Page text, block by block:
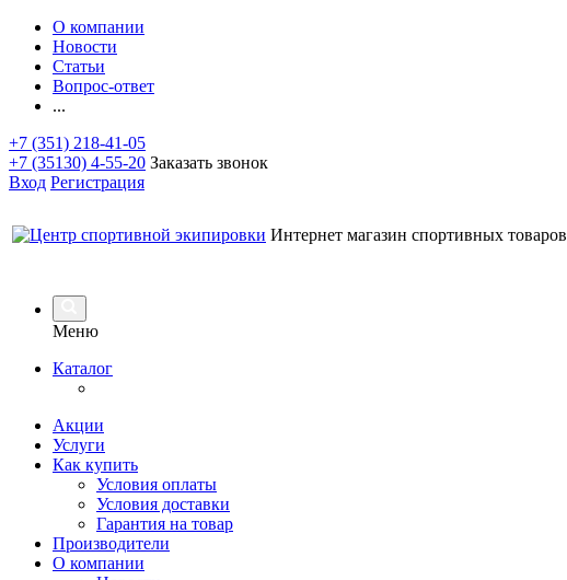
О компании
Новости
Статьи
Вопрос-ответ
...
+7 (351) 218-41-05
+7 (35130) 4-55-20 Заказать звонок
Вход Регистрация
Интернет магазин спортивных товаров
Меню
Каталог
Акции
Услуги
Как купить
Условия оплаты
Условия доставки
Гарантия на товар
Производители
О компании